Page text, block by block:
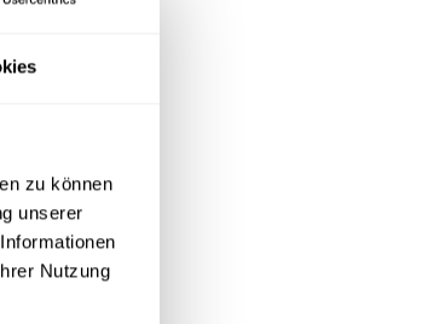
zu können
unserer
Nutzung